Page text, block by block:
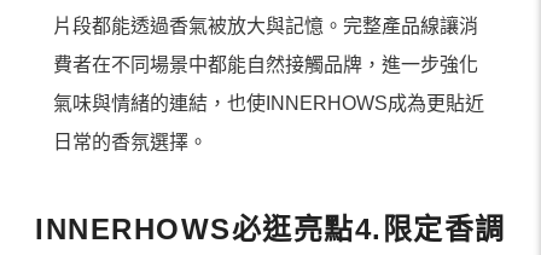
片段都能透過香氣被放大與記憶。完整產品線讓消
費者在不同場景中都能自然接觸品牌，進一步強化
氣味與情緒的連結，也使INNERHOWS成為更貼近
日常的香氛選擇。
INNERHOWS必逛亮點4.限定香調